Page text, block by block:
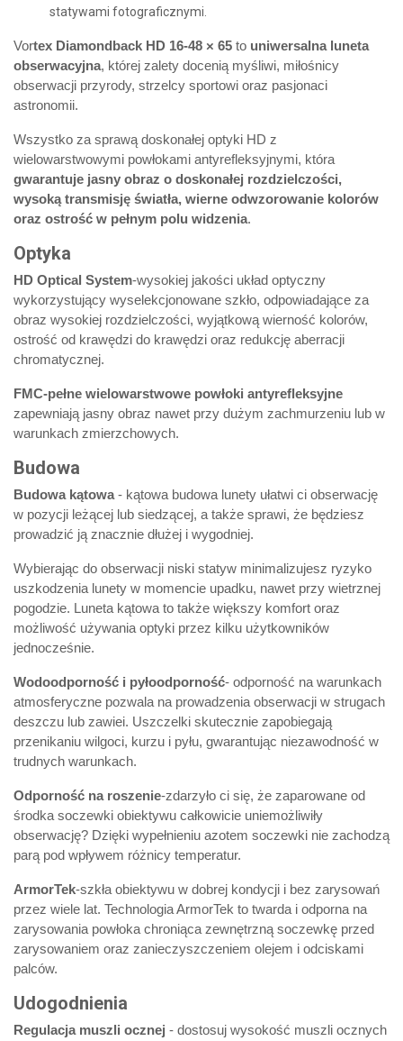
statywami fotograficznymi.
Vortex Diamondback HD 16-48 × 65 to uniwersalna luneta
obserwacyjna, której zalety docenią myśliwi, miłośnicy
obserwacji przyrody, strzelcy sportowi oraz pasjonaci
astronomii.
Wszystko za sprawą doskonałej optyki HD z
wielowarstwowymi powłokami antyrefleksyjnymi, która
gwarantuje jasny obraz o doskonałej rozdzielczości,
wysoką transmisję światła, wierne odwzorowanie kolorów
oraz ostrość w pełnym polu widzenia.
Optyka
HD Optical System-wysokiej jakości układ optyczny
wykorzystujący wyselekcjonowane szkło, odpowiadające za
obraz wysokiej rozdzielczości, wyjątkową wierność kolorów,
ostrość od krawędzi do krawędzi oraz redukcję aberracji
chromatycznej.
FMC-pełne wielowarstwowe powłoki antyrefleksyjne
zapewniają jasny obraz nawet przy dużym zachmurzeniu lub w
warunkach zmierzchowych.
Budowa
Budowa kątowa - kątowa budowa lunety ułatwi ci obserwację
w pozycji leżącej lub siedzącej, a także sprawi, że będziesz
prowadzić ją znacznie dłużej i wygodniej.
Wybierając do obserwacji niski statyw minimalizujesz ryzyko
uszkodzenia lunety w momencie upadku, nawet przy wietrznej
pogodzie. Luneta kątowa to także większy komfort oraz
możliwość używania optyki przez kilku użytkowników
jednocześnie.
Wodoodporność i pyłoodporność- odporność na warunkach
atmosferyczne pozwala na prowadzenia obserwacji w strugach
deszczu lub zawiei. Uszczelki skutecznie zapobiegają
przenikaniu wilgoci, kurzu i pyłu, gwarantując niezawodność w
trudnych warunkach.
Odporność na roszenie-zdarzyło ci się, że zaparowane od
środka soczewki obiektywu całkowicie uniemożliwiły
obserwację? Dzięki wypełnieniu azotem soczewki nie zachodzą
parą pod wpływem różnicy temperatur.
ArmorTek-szkła obiektywu w dobrej kondycji i bez zarysowań
przez wiele lat. Technologia ArmorTek to twarda i odporna na
zarysowania powłoka chroniąca zewnętrzną soczewkę przed
zarysowaniem oraz zanieczyszczeniem olejem i odciskami
palców.
Udogodnienia
Regulacja muszli ocznej - dostosuj wysokość muszli ocznych